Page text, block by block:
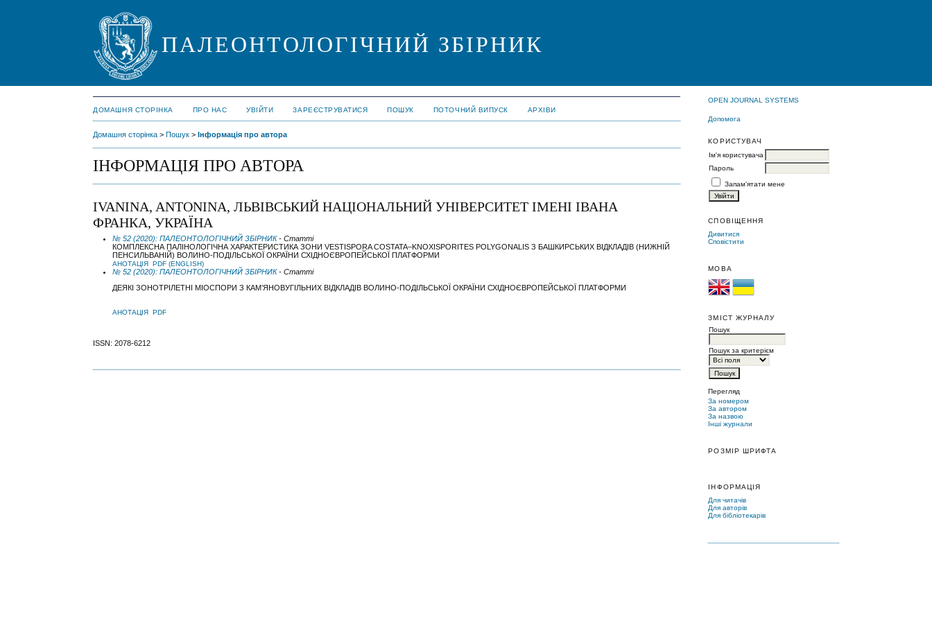
ПАЛЕОНТОЛОГІЧНИЙ ЗБІРНИК
OPEN JOURNAL SYSTEMS
Допомога
КОРИСТУВАЧ
Ім'я користувача
Пароль
Запам'ятати мене
СПОВІЩЕННЯ
Дивитися
Сповістити
МОВА
ЗМІСТ ЖУРНАЛУ
Пошук
Пошук за критерієм
Перегляд
За номером
За автором
За назвою
Інші журнали
РОЗМІР ШРИФТА
ІНФОРМАЦІЯ
Для читачів
Для авторів
Для бібліотекарів
ДОМАШНЯ СТОРІНКА ПРО НАС УВІЙТИ ЗАРЕЄСТРУВАТИСЯ ПОШУК ПОТОЧНИЙ ВИПУСК АРХІВИ
Домашня сторінка >Пошук >Інформація про автора
ІНФОРМАЦІЯ ПРО АВТОРА
IVANINA, ANTONINA, ЛЬВІВСЬКИЙ НАЦІОНАЛЬНИЙ УНІВЕРСИТЕТ ІМЕНІ ІВАНА
ФРАНКА, УКРАЇНА
№ 52 (2020): ПАЛЕОНТОЛОГІЧНИЙ ЗБІРНИК- Статті
КОМПЛЕКСНА ПАЛІНОЛОГІЧНА ХАРАКТЕРИСТИКА ЗОНИ VESTISPORA COSTATA–KNOXISPORITES POLYGONALIS З БАШКИРСЬКИХ ВІДКЛАДІВ (НИЖНІЙ
ПЕНСИЛЬВАНІЙ) ВОЛИНО-ПОДІЛЬСЬКОЇ ОКРАЇНИ СХІДНОЄВРОПЕЙСЬКОЇ ПЛАТФОРМИ
АНОТАЦІЯ PDF (ENGLISH)
№ 52 (2020): ПАЛЕОНТОЛОГІЧНИЙ ЗБІРНИК- Статті
ДЕЯКІ ЗОНОТРІЛЕТНІ МІОСПОРИ З КАМ’ЯНОВУГІЛЬНИХ ВІДКЛАДІВ ВОЛИНО-ПОДІЛЬСЬКОЇ ОКРАЇНИ СХІДНОЄВРОПЕЙСЬКОЇ ПЛАТФОРМИ
АНОТАЦІЯ PDF
ISSN: 2078-6212